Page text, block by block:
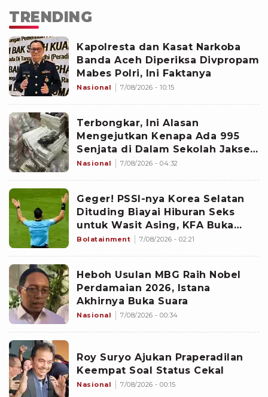
TRENDING
Kapolresta dan Kasat Narkoba
Banda Aceh Diperiksa Divpropam
Mabes Polri, Ini Faktanya
Nasional 7/08/2026 - 10:15
Terbongkar, Ini Alasan
Mengejutkan Kenapa Ada 995
Senjata di Dalam Sekolah Jaksel
Sejak 2020
Nasional 7/08/2026 - 04:32
Geger! PSSI-nya Korea Selatan
Dituding Biayai Hiburan Seks
untuk Wasit Asing, KFA Buka
Suara
Bolatainment 7/08/2026 - 02:21
Heboh Usulan MBG Raih Nobel
Perdamaian 2026, Istana
Akhirnya Buka Suara
Nasional 7/08/2026 - 00:34
Roy Suryo Ajukan Praperadilan
Keempat Soal Status Cekal
Nasional 7/08/2026 - 00:15